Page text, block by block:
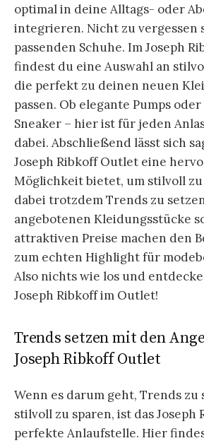
optimal in deine Alltags- oder
integrieren. Nicht zu vergessen
passenden Schuhe. Im Joseph
findest du eine Auswahl an
die perfekt zu deinen neuen
passen. Ob elegante Pumps
Sneaker – hier ist für jeden
dabei. Abschließend lässt sich
Joseph Ribkoff Outlet eine
Möglichkeit bietet, um stilvoll
dabei trotzdem Trends zu
angebotenen Kleidungsstücke
attraktiven Preise machen den
zum echten Highlight für
Also nichts wie los und
Joseph Ribkoff im Outlet!
Trends setzen mit den
Joseph Ribkoff Outlet
Wenn es darum geht, Trends zu
stilvoll zu sparen, ist das
perfekte Anlaufstelle. Hier